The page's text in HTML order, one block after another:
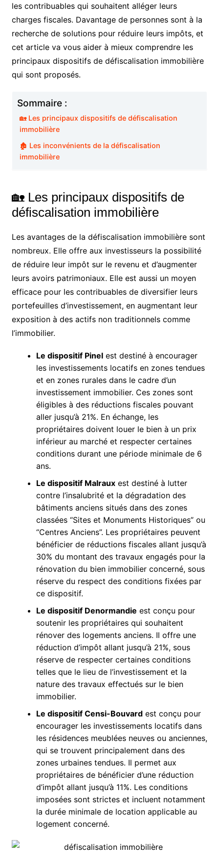
les contribuables qui souhaitent alléger leurs
charges fiscales. Davantage de personnes sont à la
recherche de solutions pour réduire leurs impôts, et
cet article va vous aider à mieux comprendre les
principaux dispositifs de défiscalisation immobilière
qui sont proposés.
Sommaire :
🏡 Les principaux dispositifs de défiscalisation
immobilière
🏚️ Les inconvénients de la défiscalisation
immobilière
🏡 Les principaux dispositifs de
défiscalisation immobilière
Les avantages de la défiscalisation immobilière sont
nombreux. Elle offre aux investisseurs la possibilité
de réduire leur impôt sur le revenu et d’augmenter
leurs avoirs patrimoniaux. Elle est aussi un moyen
efficace pour les contribuables de diversifier leurs
portefeuilles d’investissement, en augmentant leur
exposition à des actifs non traditionnels comme
l’immobilier.
Le dispositif Pinelest destiné à encourager
les investissements locatifs en zones tendues
et en zones rurales dans le cadre d’un
investissement immobilier. Ces zones sont
éligibles à des réductions fiscales pouvant
aller jusqu’à 21%. En échange, les
propriétaires doivent louer le bien à un prix
inférieur au marché et respecter certaines
conditions durant une période minimale de 6
ans.
Le dispositif Malrauxest destiné à lutter
contre l’insalubrité et la dégradation des
bâtiments anciens situés dans des zones
classées “Sites et Monuments Historiques” ou
“Centres Anciens”. Les propriétaires peuvent
bénéficier de réductions fiscales allant jusqu’à
30% du montant des travaux engagés pour la
rénovation du bien immobilier concerné, sous
réserve du respect des conditions fixées par
ce dispositif.
Le dispositif Denormandie est conçu pour
soutenir les propriétaires qui souhaitent
rénover des logements anciens. Il offre une
réduction d’impôt allant jusqu’à 21%, sous
réserve de respecter certaines conditions
telles que le lieu de l’investissement et la
nature des travaux effectués sur le bien
immobilier.
Le dispositif Censi-Bouvardest conçu pour
encourager les investissements locatifs dans
les résidences meublées neuves ou anciennes,
qui se trouvent principalement dans des
zones urbaines tendues. Il permet aux
propriétaires de bénéficier d’une réduction
d’impôt allant jusqu’à 11%. Les conditions
imposées sont strictes et incluent notamment
la durée minimale de location applicable au
logement concerné.